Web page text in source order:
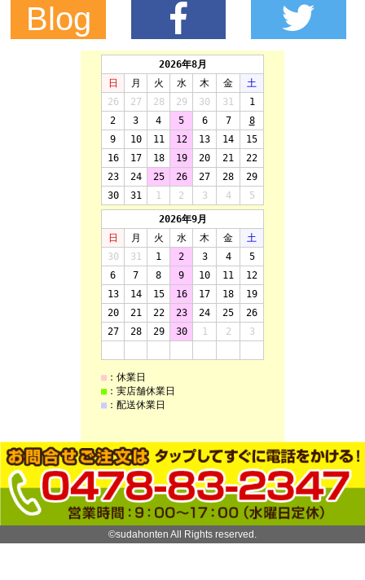
Blog
©sudahonten All Rights reserved.